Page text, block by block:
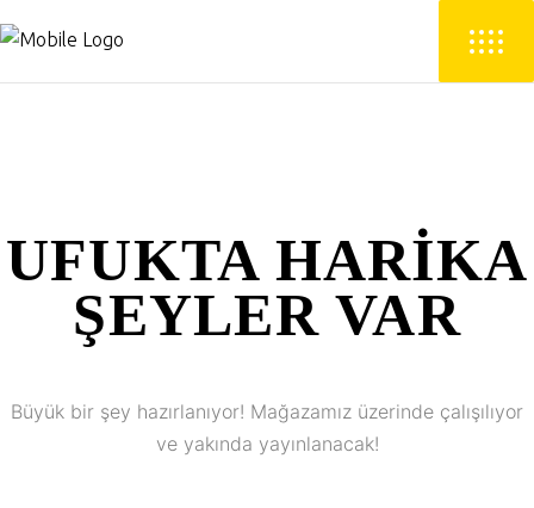
UFUKTA HARIKA
ŞEYLER VAR
Büyük bir şey hazırlanıyor! Mağazamız üzerinde çalışılıyor
ve yakında yayınlanacak!